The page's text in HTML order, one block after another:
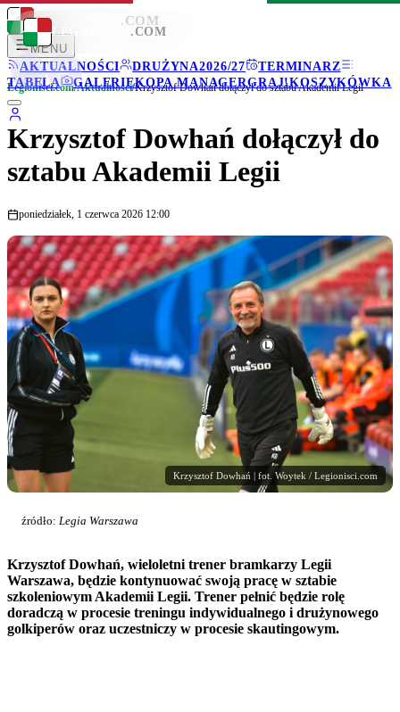
LEGIONISCI .COM
MENU
AKTUALNOŚCI
DRUŻYNA2026/27
TERMINARZ
TABELA
GALERIEKOPA MANAGERGRAJ!KOSZYKÓWKA
LEGIONISCI .COM
Legionisci.com/Aktualności/Krzysztof Dowhań dołączył do sztabu Akademii Legii
Krzysztof Dowhań dołączył do
sztabu Akademii Legii
poniedziałek, 1 czerwca 2026 12:00
Krzysztof Dowhań | fot. Woytek / Legionisci.com
źródło: Legia Warszawa
Krzysztof Dowhań, wieloletni trener bramkarzy Legii
Warszawa, będzie kontynuować swoją pracę w sztabie
szkoleniowym Akademii Legii. Trener pełnić będzie rolę
doradczą w procesie treningu indywidualnego i drużynowego
golkiperów oraz uczestniczy w procesie skautingowym.